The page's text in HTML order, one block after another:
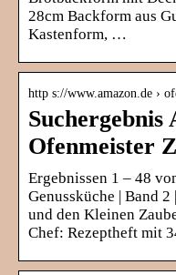
28cm Backform aus
Kastenform, …
http s://www.amazon.de ›
Ofenmeister
Ergebnissen 1 – 48
Genussküche | Band
und den Kleinen
Chef: Rezeptheft mit